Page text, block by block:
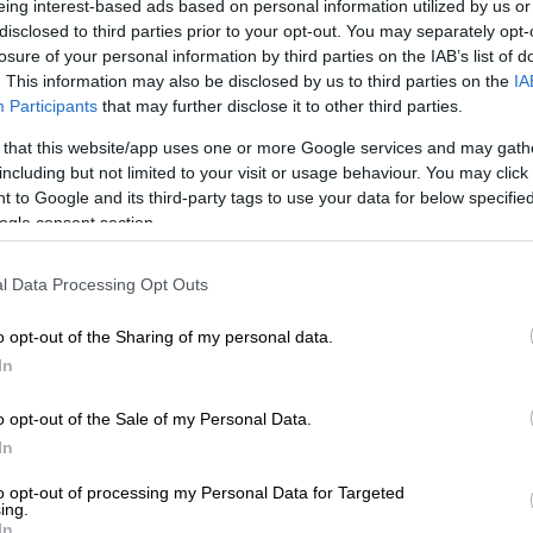
interest-based ads based on personal information utilized by us
to third parties prior to your opt-out. You may separately
of your personal information by third parties on the IAB’s list of
This information may also be disclosed by us to third parties on the
Participants that may further disclose it to other third parties.
that this website/app uses one or more Google services and may
but not limited to your visit or usage behaviour. You may
to Google and its third-party tags to use your data for below
consent section.
Data Processing Opt Outs
opt-out of the Sharing of my personal data.
opt-out of the Sale of my Personal Data.
opt-out of processing my Personal Data for Targeted
automatisoi taloushallinnon prosesseja.
Procountorista
ja isännöitsijät
isännöintialalle.
Urheiluseurat
-30 % kuukausimaksusta
Ota käyttöösi juristien laatimat, käyttövalmiit
sopimuspohjat
Procountorista Tilitoimistoille
PROCOUNTORIN UUDET OMINAISUUDET
Procountor versiopäivitykset
itsellesi kirjanpitäjää?
mutta tulojen alkuperällä on
tuloverotukseen ja kunnalliseen
jos henkilö kuuluu evankelis-
määräytyvät vuosittain
tietoja tuloistaan ja mahdollisista
mukaiseen tulokseen, josta
tulovero on Suomessa